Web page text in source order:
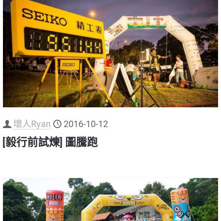
壞人Ryan 2016-10-12
[毅行前試煉] 圖騰跑